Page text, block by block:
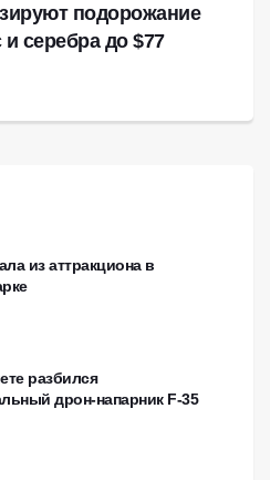
подорожание
серебра до $77
из аттракциона в
разбился
дрон-напарник F-35